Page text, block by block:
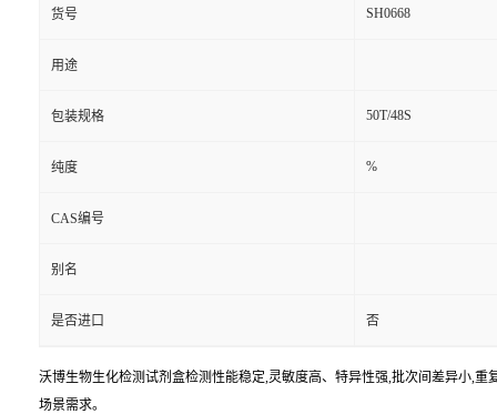
货号 SH0668
用途
包装规格 50T/48S
纯度 %
CAS编号
别名
是否进口 否
沃博生物生化检测试剂盒检测性能稳定,灵敏度高、特异性强,批次间差异小,
场景需求。